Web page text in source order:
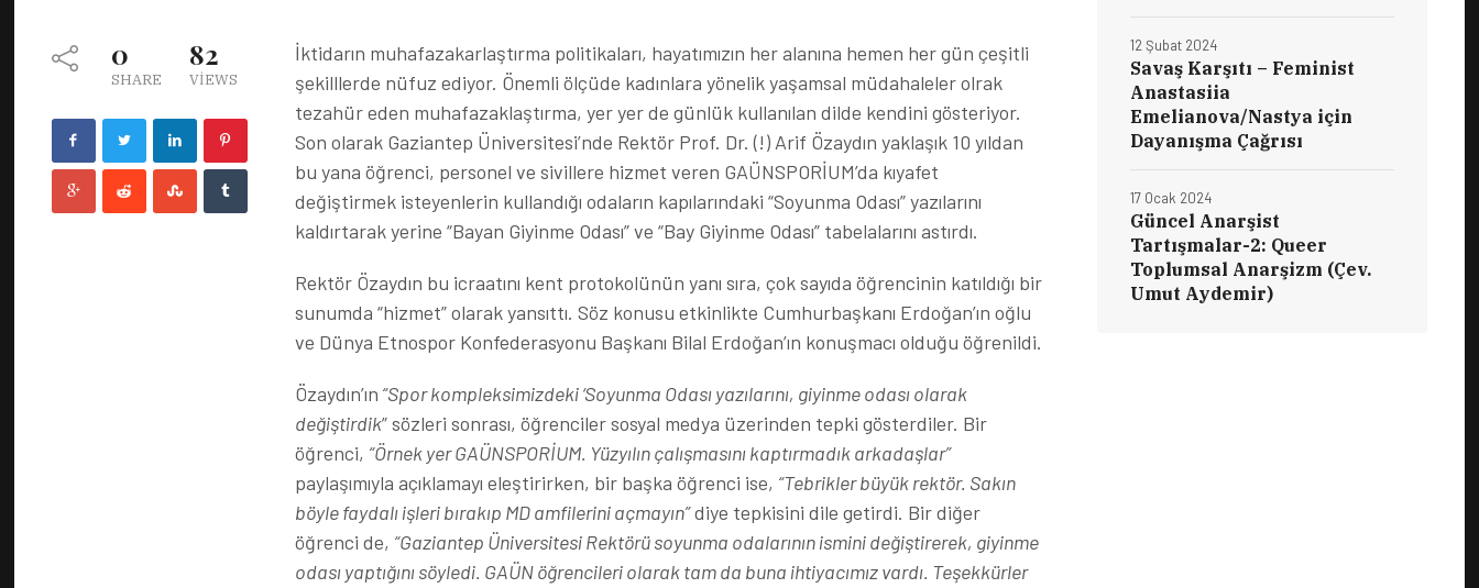
0
SHARE
82
VIEWS
İktidarın muhafazakarlaştırma politikaları, hayatımızın her alanına hemen her gün çeşitli
şekilllerde nüfuz ediyor. Önemli ölçüde kadınlara yönelik yaşamsal müdahaleler olrak
tezahür eden muhafazaklaştırma, yer yer de günlük kullanılan dilde kendini gösteriyor.
Son olarak Gaziantep Üniversitesi’nde Rektör Prof. Dr. (!) Arif Özaydın yaklaşık 10 yıldan
bu yana öğrenci, personel ve sivillere hizmet veren GAÜNSPORİUM’da kıyafet
değiştirmek isteyenlerin kullandığı odaların kapılarındaki “Soyunma Odası” yazılarını
kaldırtarak yerine “Bayan Giyinme Odası” ve “Bay Giyinme Odası” tabelalarını astırdı.
Rektör Özaydın bu icraatını kent protokolünün yanı sıra, çok sayıda öğrencinin katıldığı bir
sunumda “hizmet” olarak yansıttı. Söz konusu etkinlikte Cumhurbaşkanı Erdoğan’ın oğlu
ve Dünya Etnospor Konfederasyonu Başkanı Bilal Erdoğan’ın konuşmacı olduğu öğrenildi.
Özaydın’ın “Spor kompleksimizdeki ‘Soyunma Odası yazılarını, giyinme odası olarak
değiştirdik” sözleri sonrası, öğrenciler sosyal medya üzerinden tepki gösterdiler. Bir
öğrenci, “Örnek yer GAÜNSPORİUM. Yüzyılın çalışmasını kaptırmadık arkadaşlar”
paylaşımıyla açıklamayı eleştirirken, bir başka öğrenci ise, “Tebrikler büyük rektör. Sakın
böyle faydalı işleri bırakıp MD amfilerini açmayın”diye tepkisini dile getirdi. Bir diğer
öğrenci de, “Gaziantep Üniversitesi Rektörü soyunma odalarının ismini değiştirerek, giyinme
odası yaptığını söyledi. GAÜN öğrencileri olarak tam da buna ihtiyacımız vardı. Teşekkürler
Savaş Karşıtı – Feminist
Anastasiia
Emelianova/Nastya için
Dayanışma Çağrısı
12 Şubat 2024
Güncel Anarşist
Tartışmalar-2: Queer
Toplumsal Anarşizm (Çev.
Umut Aydemir)
17 Ocak 2024